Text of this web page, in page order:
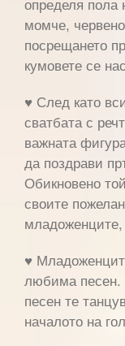
момче,
посрещането
кумовете се
♥ След като
сватбата с
важната
да поздрави
Обикновено
своите
младоженците,
♥
любима песен.
песен те
началото на